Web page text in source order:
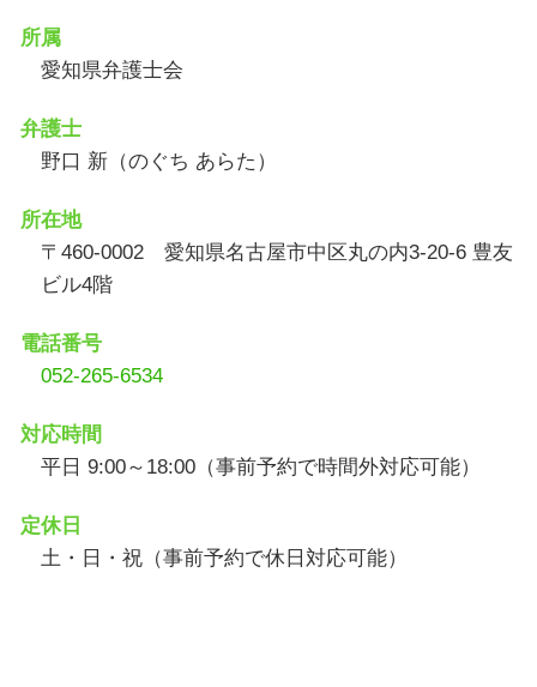
所属
愛知県弁護士会
弁護士
野口 新（のぐち あらた）
所在地
〒460-0002 愛知県名古屋市中区丸の内3-20-6 豊友
ビル4階
電話番号
052-265-6534
対応時間
平日 9:00～18:00（事前予約で時間外対応可能）
定休日
土・日・祝（事前予約で休日対応可能）